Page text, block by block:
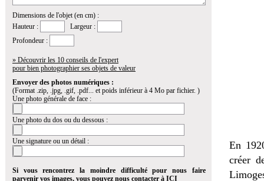
Dimensions de l'objet (en cm) :
Hauteur :
Largeur :
Profondeur :
» Découvrir les 10 conseils de l'expert
pour bien photographier ses objets de valeur
Envoyer des photos numériques :
(Format .zip, .jpg, .gif, .pdf... et poids inférieur à 4 Mo par fichier. )
Une photo générale de face :
Une photo du dos ou du dessous :
Une signature ou un détail :
Si vous rencontrez la moindre difficulté pour nous faire
parvenir vos images, vous pouvez nous contacter à ICI
En
créer